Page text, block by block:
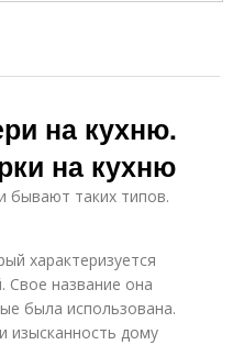
на кухню.
на кухню
бывают таких типов.
характеризуется
Свое название она
была использована.
изысканность дому